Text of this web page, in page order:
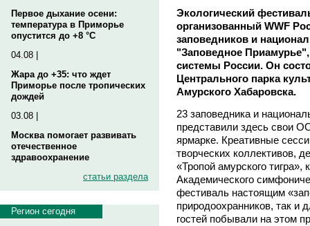
Первое дыхание осени:
температура в Приморье
опустится до +8 °C
04.08 |
Жара до +35: что ждет
Приморье после тропических
дождей
03.08 |
Москва помогает развивать
отечественное
здравоохранение
статьи раздела
Регион сегодня
Экологический
организованный WWF
заповедников и
"Заповедное
системы России. Он
Центрального парка
Амурского Хабаровска.
23 заповедника и
представили здесь свои
ярмарке. Креативные
творческих коллективов,
«Тропой амурского тигра»,
Академического
фестиваль настоящим
природоохранников, так и
гостей побывали на этом